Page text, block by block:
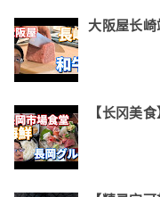
大阪屋长崎
【长冈美